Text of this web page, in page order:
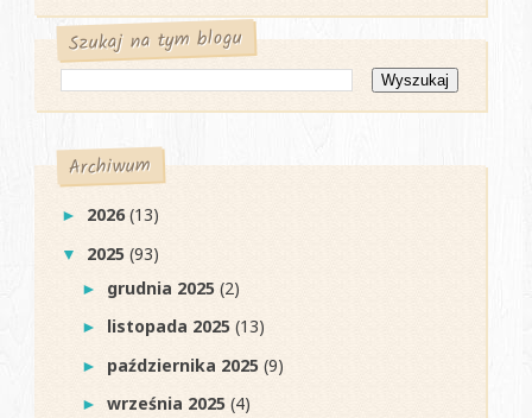
Szukaj na tym blogu
Archiwum
► 2026(13)
▼ 2025(93)
► grudnia 2025(2)
► listopada 2025(13)
► października 2025(9)
►września 2025(4)